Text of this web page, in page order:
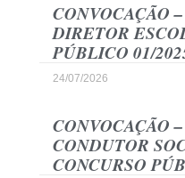
CONVOCAÇÃO
DIRETOR
PÚBLICO 01/
24/07/2026
CONVOCAÇÃO
CONDUTOR
CONCURSO